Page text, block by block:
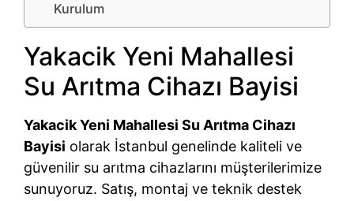
Kurulum
Yakacik Yeni Mahallesi
Su Arıtma Cihazı Bayisi
Yakacik Yeni Mahallesi Su Arıtma Cihazı
Bayisi olarak İstanbul genelinde kaliteli ve
güvenilir su arıtma cihazlarını müşterilerimize
sunuyoruz. Satış, montaj ve teknik destek